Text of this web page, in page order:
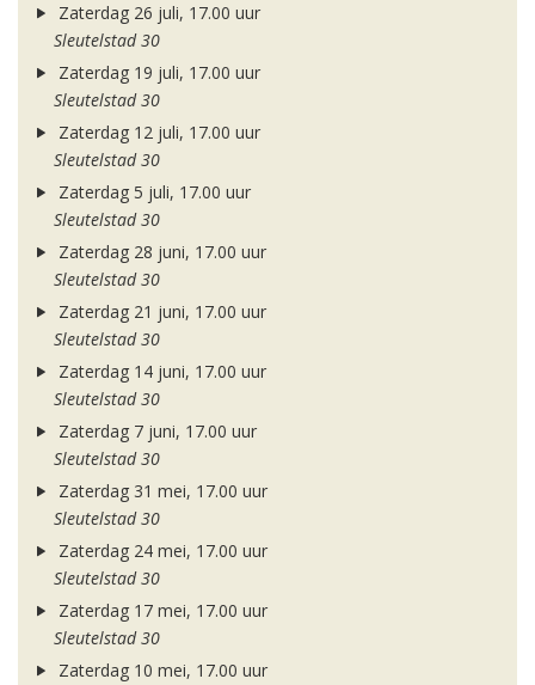
Zaterdag 26 juli, 17.00 uur
Sleutelstad 30
Zaterdag 19 juli, 17.00 uur
Sleutelstad 30
Zaterdag 12 juli, 17.00 uur
Sleutelstad 30
Zaterdag 5 juli, 17.00 uur
Sleutelstad 30
Zaterdag 28 juni, 17.00 uur
Sleutelstad 30
Zaterdag 21 juni, 17.00 uur
Sleutelstad 30
Zaterdag 14 juni, 17.00 uur
Sleutelstad 30
Zaterdag 7 juni, 17.00 uur
Sleutelstad 30
Zaterdag 31 mei, 17.00 uur
Sleutelstad 30
Zaterdag 24 mei, 17.00 uur
Sleutelstad 30
Zaterdag 17 mei, 17.00 uur
Sleutelstad 30
Zaterdag 10 mei, 17.00 uur